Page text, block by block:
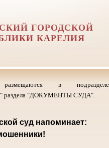
ГОРОДСКОЙ
КАРЕЛИЯ
размещаются в подразделе
" раздела "ДОКУМЕНТЫ СУДА".
суд напоминает: